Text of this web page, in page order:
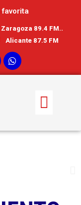
favorita
Zaragoza 89.4 FM..
Alicante 87.5 FM